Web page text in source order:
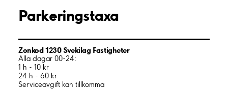
Parkeringstaxa
Zonkod 1230 Svekilag Fastigheter
Alla dagar 00-24:
1 h - 10 kr
24 h - 60 kr
Serviceavgift kan tillkomma